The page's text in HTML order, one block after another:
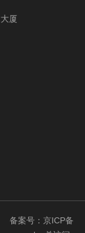
厦
备案号：京ICP备